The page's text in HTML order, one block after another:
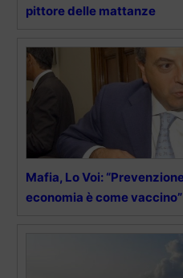
pittore delle mattanze
Mafia, Lo Voi:
economia è come vaccino”